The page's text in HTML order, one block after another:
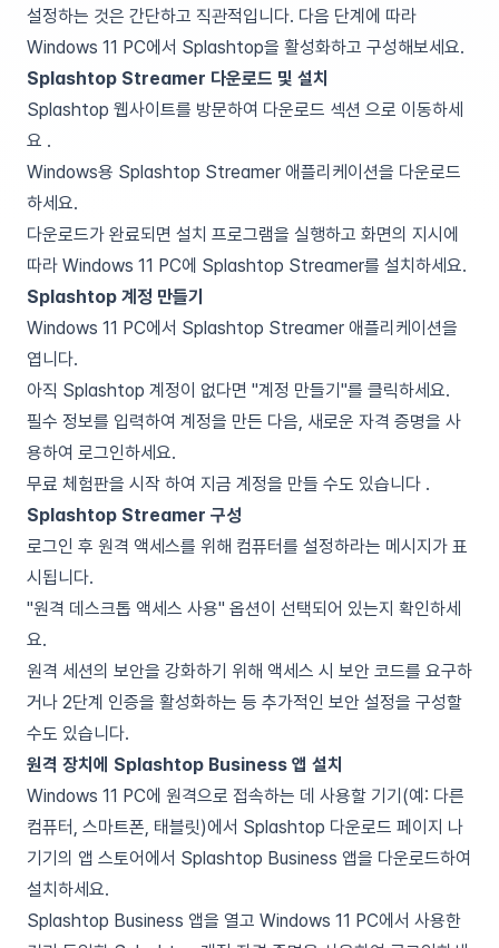
설정하는 것은 간단하고 직관적입니다. 다음 단계에 따라
Windows 11 PC에서 Splashtop을 활성화하고 구성해보세요.
Splashtop Streamer 다운로드 및 설치
Splashtop 웹사이트를 방문하여 다운로드 섹션 으로 이동하세
요 .
Windows용 Splashtop Streamer 애플리케이션을 다운로드
하세요.
다운로드가 완료되면 설치 프로그램을 실행하고 화면의 지시에
따라 Windows 11 PC에 Splashtop Streamer를 설치하세요.
Splashtop 계정 만들기
Windows 11 PC에서 Splashtop Streamer 애플리케이션을
엽니다.
아직 Splashtop 계정이 없다면 "계정 만들기"를 클릭하세요.
필수 정보를 입력하여 계정을 만든 다음, 새로운 자격 증명을 사
용하여 로그인하세요.
무료 체험판을 시작 하여 지금 계정을 만들 수도 있습니다 .
Splashtop Streamer 구성
로그인 후 원격 액세스를 위해 컴퓨터를 설정하라는 메시지가 표
시됩니다.
"원격 데스크톱 액세스 사용" 옵션이 선택되어 있는지 확인하세
요.
원격 세션의 보안을 강화하기 위해 액세스 시 보안 코드를 요구하
거나 2단계 인증을 활성화하는 등 추가적인 보안 설정을 구성할
수도 있습니다.
원격 장치에 Splashtop Business 앱 설치
Windows 11 PC에 원격으로 접속하는 데 사용할 기기(예: 다른
컴퓨터, 스마트폰, 태블릿)에서 Splashtop 다운로드 페이지 나
기기의 앱 스토어에서 Splashtop Business 앱을 다운로드하여
설치하세요.
Splashtop Business 앱을 열고 Windows 11 PC에서 사용한